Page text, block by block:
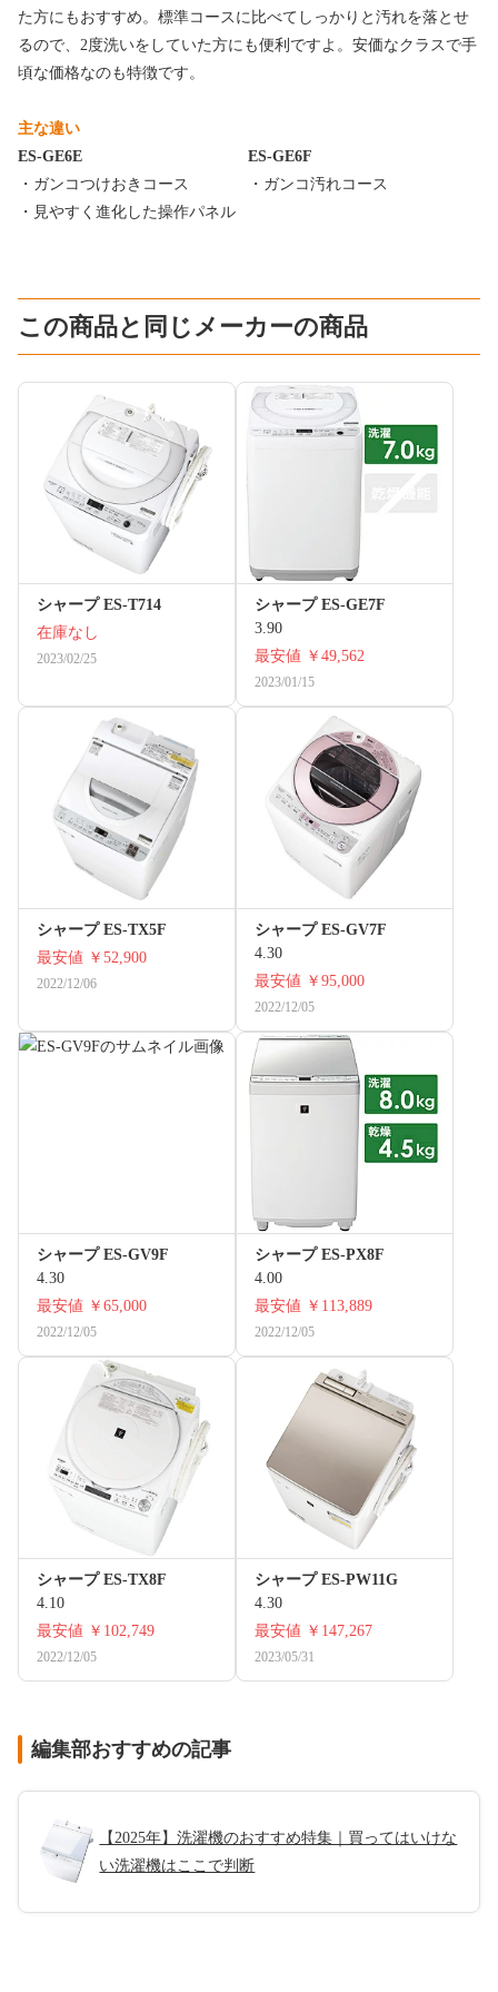
た方にもおすすめ。標準コースに比べてしっかりと汚れを落とせ
るので、2度洗いをしていた方にも便利ですよ。安価なクラスで手
頃な価格なのも特徴です。
主な違い
ES-GE6E
ES-GE6F
・ガンコつけおきコース
・見やすく進化した操作パネル
・ガンコ汚れコース
この商品と同じメーカーの商品
シャープ ES-T714
在庫なし
2023/02/25
シャープ ES-GE7F
3.90
最安値 ￥49,562
2023/01/15
シャープ ES-TX5F
最安値 ￥52,900
2022/12/06
シャープ ES-GV7F
4.30
最安値 ￥95,000
2022/12/05
シャープ ES-GV9F
4.30
最安値 ￥65,000
2022/12/05
シャープ ES-PX8F
4.00
最安値 ￥113,889
2022/12/05
シャープ ES-TX8F
4.10
最安値 ￥102,749
2022/12/05
シャープ ES-PW11G
4.30
最安値 ￥147,267
2023/05/31
編集部おすすめの記事
【2025年】洗濯機のおすすめ特集｜買ってはいけな
い洗濯機はここで判断